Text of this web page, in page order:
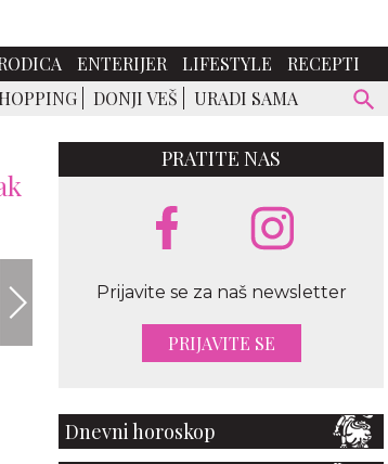
ENTERIJER LIFESTYLE
RECEPTI
DONJI VEŠ URADI SAMA
PRATITE NAS
Prijavite se za naš newsletter
PRIJAVITE SE
Dnevni horoskop